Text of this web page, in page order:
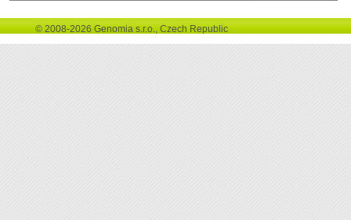
© 2008-2026 Genomia s.r.o., Czech Republic